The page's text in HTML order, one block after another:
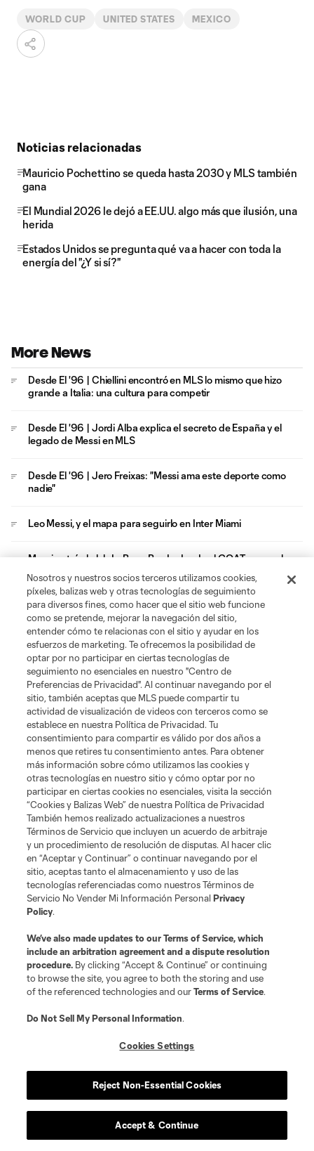
WORLD CUP UNITED STATES MEXICO
Noticias relacionadas
Mauricio Pochettino se queda hasta 2030 y MLS también
gana
El Mundial 2026 le dejó a EE.UU. algo más que ilusión, una
herida
Estados Unidos se pregunta qué va a hacer con toda la
energía del "¿Y si sí?"
More News
Desde El '96 | Chiellini encontró en MLS lo mismo que hizo
grande a Italia: una cultura para competir
Desde El '96 | Jordi Alba explica el secreto de España y el
legado de Messi en MLS
Desde El '96 | Jero Freixas: "Messi ama este deporte como
nadie"
Leo Messi, y el mapa para seguirlo en Inter Miami
Messi entró al club LeBron–Brady, donde el GOAT vence al
Video
2:46
Miguel Almirón: A letter to Paraguay,
to family
6:23
WATCH: Paraguay midfielder Miguel
Almirón | 2026 FIFA World Cup
4:02
WATCH: Panama midfielder Anibal
Godoy | 2026 FIFA World Cup
Tienda
Nosotros y nuestros socios terceros utilizamos cookies,
píxeles, balizas web y otras tecnologías de seguimiento
para diversos fines, como hacer que el sitio web funcione
como se pretende, mejorar la navegación del sitio,
entender cómo te relacionas con el sitio y ayudar en los
esfuerzos de marketing. Te ofrecemos la posibilidad de
optar por no participar en ciertas tecnologías de
seguimiento no esenciales en nuestro "Centro de
Preferencias de Privacidad". Al continuar navegando por el
sitio, también aceptas que MLS puede compartir tu
actividad de visualización de videos con terceros como se
establece en nuestra Política de Privacidad. Tu
consentimiento para compartir es válido por dos años a
menos que retires tu consentimiento antes. Para obtener
más información sobre cómo utilizamos las cookies y
otras tecnologías en nuestro sitio y cómo optar por no
participar en ciertas cookies no esenciales, visita la sección
“Cookies y Balizas Web” de nuestra Política de Privacidad
También hemos realizado actualizaciones a nuestros
Términos de Servicio que incluyen un acuerdo de arbitraje
y un procedimiento de resolución de disputas. Al hacer clic
en “Aceptar y Continuar” o continuar navegando por el
sitio, aceptas tanto el almacenamiento y uso de las
tecnologías referenciadas como nuestros Términos de
Servicio No Vender Mi Información PersonalPrivacy
Policy.
We’ve also made updates to ourTerms of Service, which
include an arbitration agreement and a dispute resolution
procedure. By clicking “Accept & Continue” or continuing
to browse the site, you agree to both the storing and use
of the referenced technologies and ourTerms of Service.
Do Not Sell My Personal Information.
Cookies Settings
Reject Non-Essential Cookies
Accept & Continue